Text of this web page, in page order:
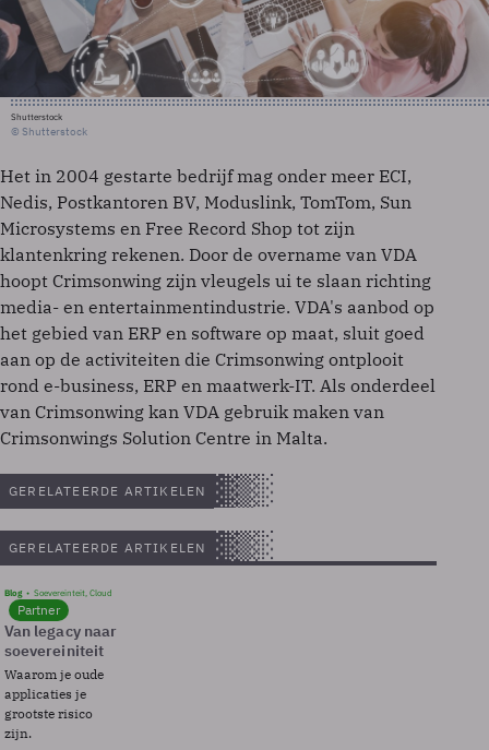
Shutterstock
© Shutterstock
Het in 2004 gestarte bedrijf mag onder meer ECI,
Nedis, Postkantoren BV, Moduslink, TomTom, Sun
Microsystems en Free Record Shop tot zijn
klantenkring rekenen. Door de overname van VDA
hoopt Crimsonwing zijn vleugels ui te slaan richting
media- en entertainmentindustrie. VDA's aanbod op
het gebied van ERP en software op maat, sluit goed
aan op de activiteiten die Crimsonwing ontplooit
rond e-business, ERP en maatwerk-IT. Als onderdeel
van Crimsonwing kan VDA gebruik maken van
Crimsonwings Solution Centre in Malta.
GERELATEERDE ARTIKELEN
GERELATEERDE ARTIKELEN
Blog Soevereinteit, Cloud
Partner
Van legacy naar
soevereiniteit
Waarom je oude
applicaties je
grootste risico
zijn.